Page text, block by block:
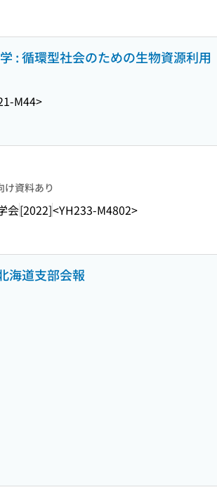
: 循環型社会のための生物資源利用
M44>
け資料あり
会[2022]<YH233-M4802>
海道支部会報